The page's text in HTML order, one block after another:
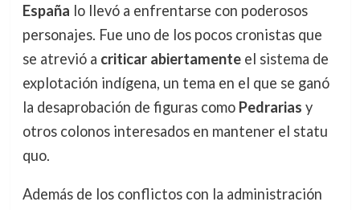
España lo llevó a enfrentarse con poderosos
personajes. Fue uno de los pocos cronistas que
se atrevió a criticar abiertamenteel sistema de
explotación indígena, un tema en el que se ganó
la desaprobación de figuras como Pedrarias y
otros colonos interesados en mantener el statu
quo.
Además de los conflictos con la administración